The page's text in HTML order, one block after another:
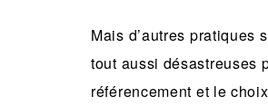
Mais d’autres pratiques s
tout aussi désastreuses
référencement et le